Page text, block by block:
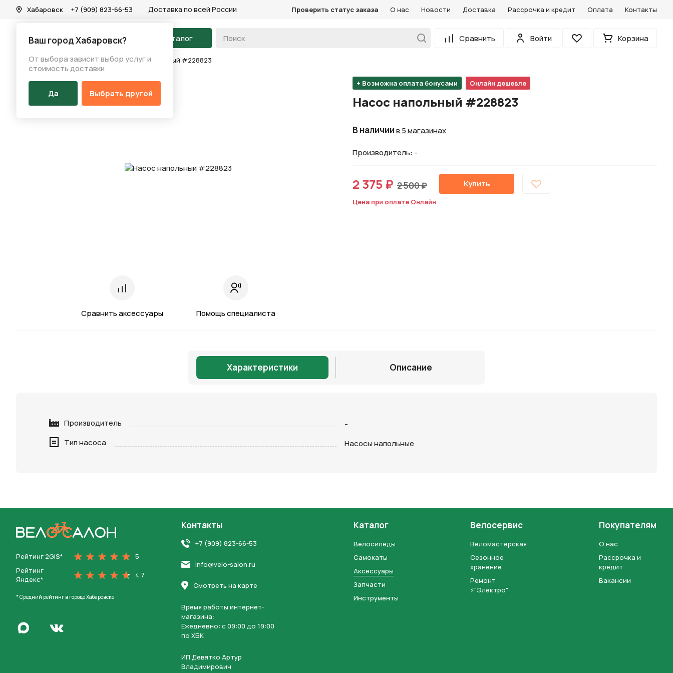
Хабаровск
Ваш город Хабаровск?
От выбора зависит выбор услуг и
стоимость доставки
Да Выбрать другой
+7 (909) 823-66-53 Доставка по всей России Проверить статус заказа О нас Новости Доставка Рассрочка и кредит Оплата Контакты
На главную Каталог Сравнить
Войти
Избранное Корзина
Каталог/Аксессуары/Насос/Насос напольный #228823
Сравнить аксессуары Помощь специалиста
+ Возможна оплата бонусами Онлайн дешевле
Насос напольный #228823
В наличиив 5 магазинах
Производитель: -
2 375 ₽ 2 500 ₽ Купить
Цена при оплате Онлайн
Характеристики Описание
Производитель
-
Тип насоса
Насосы напольные
Рейтинг 2GIS*
5
Рейтинг
Яндекс*
4.7
* Средний рейтинг в городе Хабаровске
Написать в MaxПерейти во Вконтакте
Контакты
+7 (909) 823-66-53
info@velo-salon.ru
Смотреть на карте
Время работы интернет-
магазина:
Ежедневно: c 09:00 до 19:00
по ХБК
ИП Девятко Артур
Владимирович
Каталог
Велосипеды
Самокаты
Аксессуары
Запчасти
Инструменты
Велосервис
Веломастерская
Сезонное
хранение
Ремонт
⚡"Электро"
Покупателям
О нас
Рассрочка и
кредит
Вакансии
Отправить
Нажимая на кнопку “Отправить заявку”, вы даетесогласие на обработку